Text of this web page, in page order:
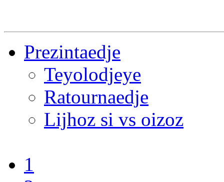
Prezintaedje
Teyolodjeye
Ratournaedje
Lijhoz si vs oizoz
1